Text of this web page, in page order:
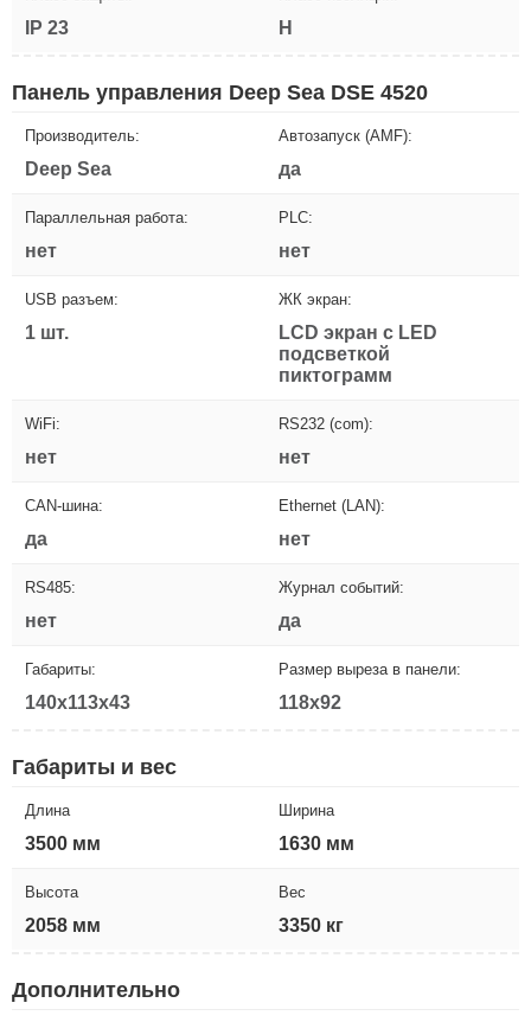
IP 23 H
Панель управления Deep Sea DSE 4520
Производитель:
Deep Sea
Автозапуск (AMF):
да
Параллельная работа:
нет
PLC:
нет
USB разъем:
1 шт.
ЖК экран:
LCD экран с LED
подсветкой
пиктограмм
WiFi:
нет
RS232 (com):
нет
CAN-шина:
да
Ethernet (LAN):
нет
RS485:
нет
Журнал событий:
да
Габариты:
140x113x43
Размер выреза в панели:
118x92
Габариты и вес
Длина
3500 мм
Ширина
1630 мм
Высота
2058 мм
Вес
3350 кг
Дополнительно